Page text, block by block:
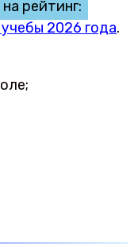
рейтинг:
2026 года.